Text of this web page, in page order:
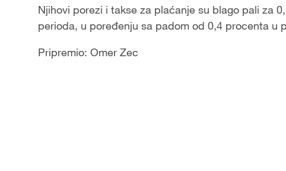
Njihovi porezi i takse za plaćanje su blago pali za
perioda, u poređenju sa padom od 0,4 procenta u
Pripremio: Omer Zec